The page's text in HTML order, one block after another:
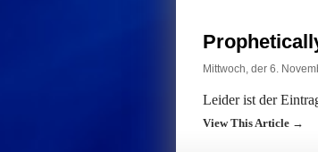
Mittwoch, der 6.
Leider ist der
View This Article →